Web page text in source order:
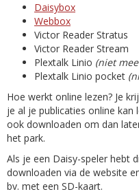
Daisybox
Webbox
Victor Reader Stratus
Victor Reader Stream
Plextalk Linio (niet
Plextalk Linio pocket
Hoe werkt online lezen? Je
je al je publicaties online kan
ook downloaden om dan
het park.
Als je een Daisy-speler hebt
downloaden via de website
bv. met een SD-kaart.